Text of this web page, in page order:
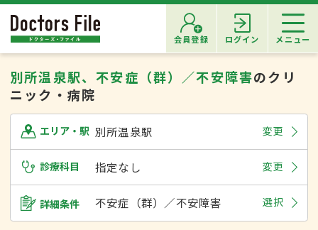
会員登録 ログイン メニュー
別所温泉駅、不安症（群）／不安障害のクリ
ニック・病院
エリア・駅 別所温泉駅 変更
診療科目 指定なし 変更
詳細条件 不安症（群）／不安障害 選択